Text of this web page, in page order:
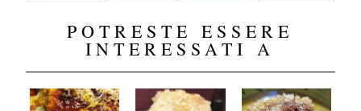
POTRESTE ESSERE
INTERESSATI A